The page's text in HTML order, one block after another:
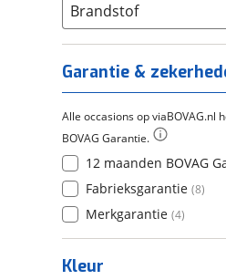
Brandstof
Garantie &
Alle occasions op viaBOVAG.nl
BOVAG Garantie.
12 maanden BOVAG
Fabrieksgarantie (8)
Merkgarantie (4)
Kleur